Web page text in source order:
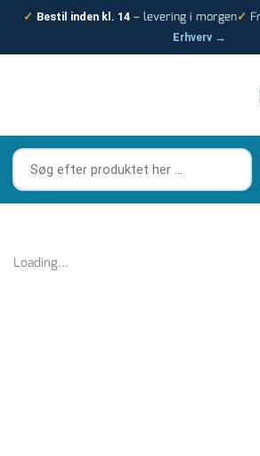
✓ Bestil inden kl. 14– levering i morgen✓
Erhverv →
Søg
efter
produktet
Loading...